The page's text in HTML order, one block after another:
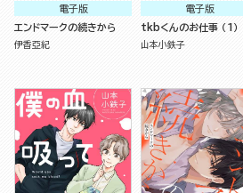
電子版
エンドマークの続きから
伊香亞紀
電子版
tkbくんのお仕事 （1）
山本小鉄子